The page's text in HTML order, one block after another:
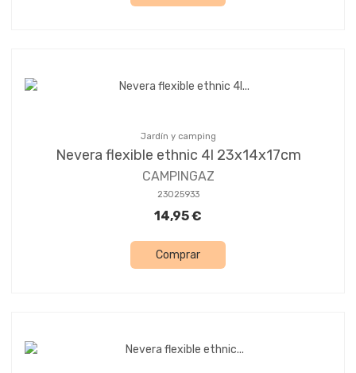
Jardín y camping
Nevera flexible ethnic 4l 23x14x17cm
CAMPINGAZ
23025933
14,95 €
Comprar